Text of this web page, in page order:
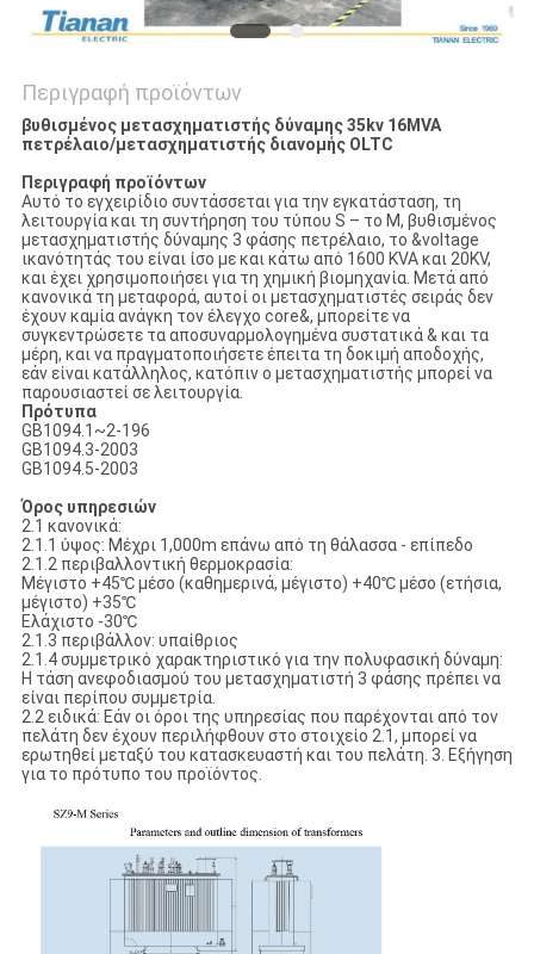
Περιγραφή προϊόντων
βυθισμένος μετασχηματιστής δύναμης 35kv 16MVA
πετρέλαιο/μετασχηματιστής διανομής OLTC
Περιγραφή προϊόντων
Αυτό το εγχειρίδιο συντάσσεται για την εγκατάσταση, τη
λειτουργία και τη συντήρηση του τύπου S – το Μ, βυθισμένος
μετασχηματιστής δύναμης 3 φάσης πετρέλαιο, το &voltage
ικανότητάς του είναι ίσο με και κάτω από 1600 KVA και 20KV,
και έχει χρησιμοποιήσει για τη χημική βιομηχανία. Μετά από
κανονικά τη μεταφορά, αυτοί οι μετασχηματιστές σειράς δεν
έχουν καμία ανάγκη τον έλεγχο core&, μπορείτε να
συγκεντρώσετε τα αποσυναρμολογημένα συστατικά & και τα
μέρη, και να πραγματοποιήσετε έπειτα τη δοκιμή αποδοχής,
εάν είναι κατάλληλος, κατόπιν ο μετασχηματιστής μπορεί να
παρουσιαστεί σε λειτουργία.
Πρότυπα
GB1094.1~2-196
GB1094.3-2003
GB1094.5-2003
Όρος υπηρεσιών
2.1 κανονικά:
2.1.1 ύψος: Μέχρι 1,000m επάνω από τη θάλασσα - επίπεδο
2.1.2 περιβαλλοντική θερμοκρασία:
Μέγιστο +45℃ μέσο (καθημερινά, μέγιστο) +40℃ μέσο (ετήσια,
μέγιστο) +35℃
Ελάχιστο -30℃
2.1.3 περιβάλλον: υπαίθριος
2.1.4 συμμετρικό χαρακτηριστικό για την πολυφασική δύναμη:
Η τάση ανεφοδιασμού του μετασχηματιστή 3 φάσης πρέπει να
είναι περίπου συμμετρία.
2.2 ειδικά: Εάν οι όροι της υπηρεσίας που παρέχονται από τον
πελάτη δεν έχουν περιλήφθουν στο στοιχείο 2.1, μπορεί να
ερωτηθεί μεταξύ του κατασκευαστή και του πελάτη. 3. Εξήγηση
για το πρότυπο του προϊόντος.